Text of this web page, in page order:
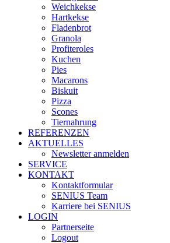
Weichkekse
Hartkekse
Fladenbrot
Granola
Profiteroles
Kuchen
Pies
Macarons
Biskuit
Pizza
Scones
Tiernahrung
REFERENZEN
AKTUELLES
Newsletter anmelden
SERVICE
KONTAKT
Kontaktformular
SENIUS Team
Karriere bei SENIUS
LOGIN
Partnerseite
Logout